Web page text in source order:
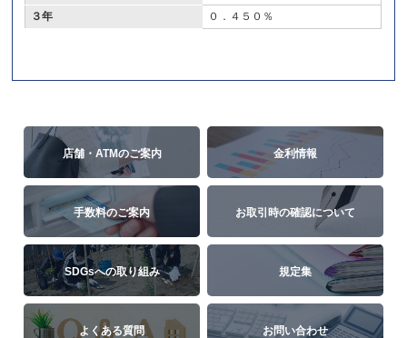
３年
０．４５０％
店舗・ATMのご案内 金利情報
手数料のご案内 お取引時の確認について
SDGsへの取り組み 規定集
よくある質問 お問い合わせ